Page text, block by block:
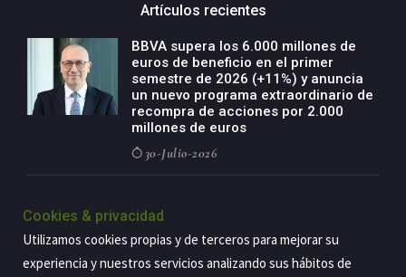
Artículos recientes
BBVA supera los 6.000 millones de
euros de beneficio en el primer
semestre de 2026 (+11%) y anuncia
un nuevo programa extraordinario de
recompra de acciones por 2.000
millones de euros
30-Julio-2026
negocio agro con un modelo global
países
29-Julio-2026
Cookies & privacidad
Utilizamos cookies propias y de terceros para mejorar su
experiencia y nuestros servicios analizando sus hábitos de